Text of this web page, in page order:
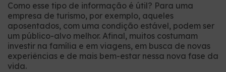
Como esse tipo de informação é útil? Para uma
empresa de turismo, por exemplo, aqueles
aposentados, com uma condição estável, podem ser
um público-alvo melhor. Afinal, muitos costumam
investir na família e em viagens, em busca de novas
experiências e de mais bem-estar nessa nova fase da
vida.